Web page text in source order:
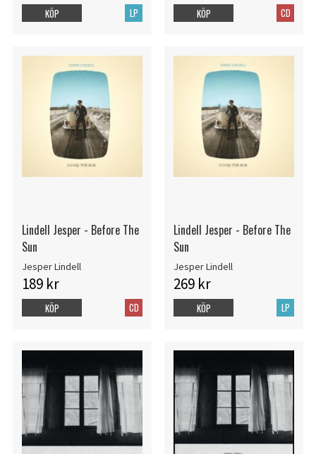
LP
KÖP CD
KÖP
Lindell Jesper - Before The
Sun
Jesper Lindell
189 kr
CD
KÖP
Lindell Jesper - Before The
Sun
Jesper Lindell
269 kr
LP
KÖP